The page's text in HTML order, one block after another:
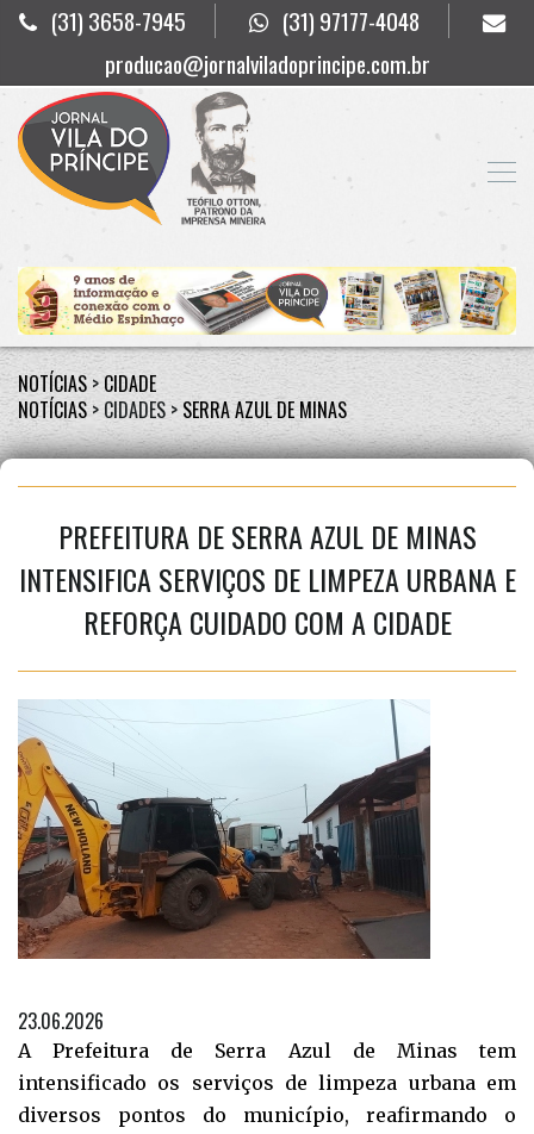
(31) 3658-7945
(31) 97177-4048
producao@jornalviladoprincipe.com.br
NOTÍCIAS > CIDADE
NOTÍCIAS > CIDADES > SERRA AZUL DE MINAS
PREFEITURA DE SERRA AZUL DE MINAS
INTENSIFICA SERVIÇOS DE LIMPEZA URBANA E
REFORÇA CUIDADO COM A CIDADE
23.06.2026
A Prefeitura de Serra Azul de Minas tem
intensificado os serviços de limpeza urbana em
diversos pontos do município, reafirmando o